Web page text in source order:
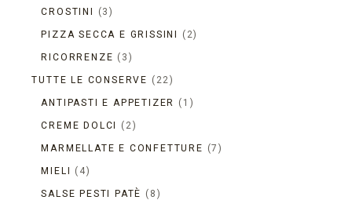
CROSTINI
33
PRODOTTI
PIZZA SECCA E GRISSINI
22
PRODOTTI
RICORRENZE
33
PRODOTTI
TUTTE LE CONSERVE
2222
PRODOTTI
ANTIPASTI E APPETIZER
1 1
PRODOTTO
CREME DOLCI
22
PRODOTTI
MARMELLATE E CONFETTURE
77
PRODOTTI
MIELI
44
PRODOTTI
SALSE PESTI PATÈ
88
PRODOTTI